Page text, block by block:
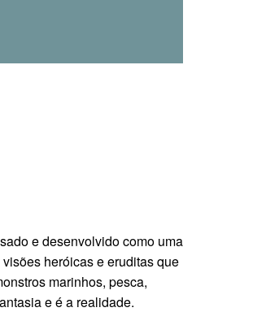
e desenvolvido como uma
heróicas e eruditas que
marinhos, pesca,
e é a realidade.